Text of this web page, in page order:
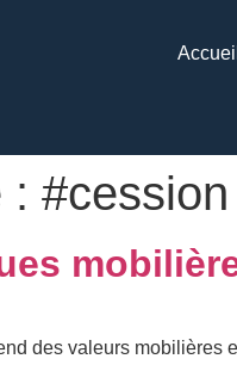
Accueil
:
des valeurs mobilières